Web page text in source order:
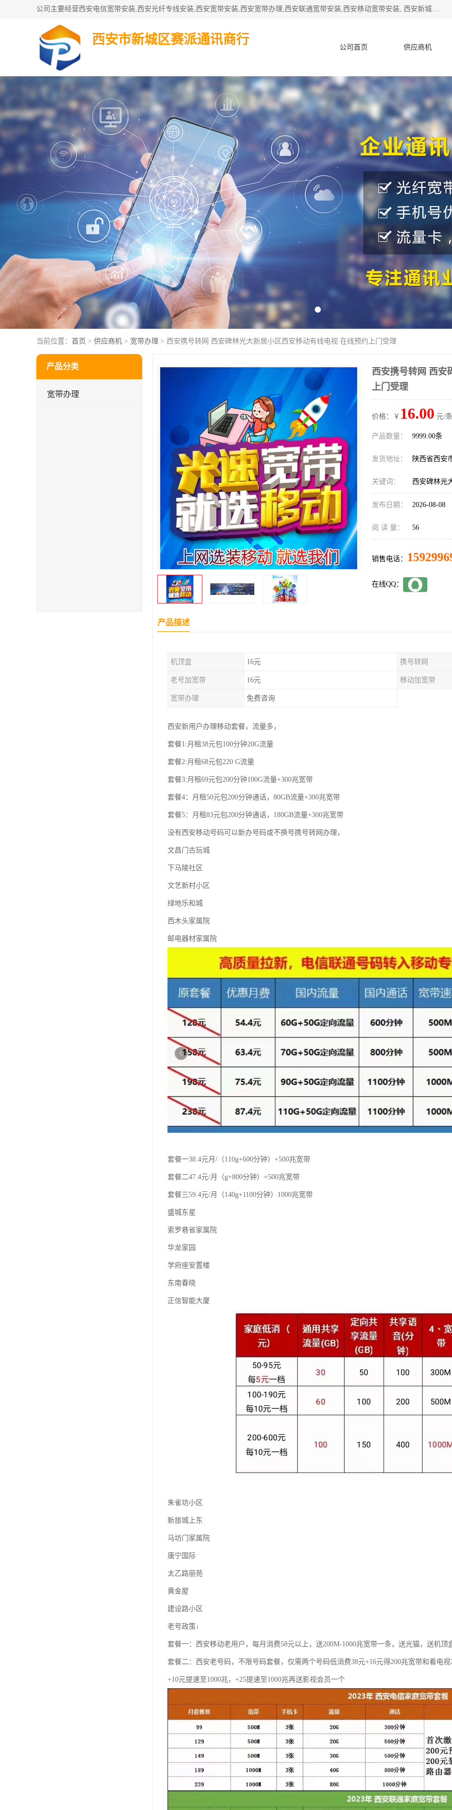
公司主要经营西安电信宽带安装,西安光纤专线安装,西安宽带安装,西安宽带办理,西安联通宽带安装,西安移动宽带安装, 西安新城赛派通讯商行从事西安地区的联通，移动，电信宽带安装，光纤专线安装，宽带办理等业务
西安市新城区赛派通讯商行
公司首页 供应商机
产品知识 客户案例
当前位置： 首页 > 供应商机 > 宽带办理 > 西安携号转网 西安碑林光大新居小区西安移动有线电视 在线预约上门受理
产品分类
宽带办理
西安携号转网 西安
上门受理
价格：￥ 16.00 元/
产品数量： 9999.00条
发货地址： 陕西省西安
关键词： 西安碑林光
发布日期： 2026-08-08
阅 读 量： 56
销售电话：
在线QQ：
产品描述
机顶盒 16元 携号转网
老号加宽带 16元 移动加宽带
宽带办理 免费咨询
西安新用户办理移动套餐，流量多，
套餐1:月租38元包100分钟20G流量
套餐2:月租68元包220 G流量
套餐3:月租69元包200分钟100G流量+300兆宽带
套餐4：月租50元包200分钟通话，80GB流量+300兆宽带
套餐5：月租83元包200分钟通话，180GB流量+300兆宽带
没有西安移动号码可以新办号码或不换号携号转网办理，
文昌门古玩城
下马陵社区
文艺新村小区
绿地乐和城
西木头家属院
邮电器材家属院
套餐一38.4元月/（110g+600分钟）+500兆宽带
套餐二47.4元/月（g+800分钟）+500兆宽带
套餐三59.4元/月（140g+1100分钟）1000兆宽带
盛城东星
索罗巷省家属院
华龙家园
学府座安置楼
东南春晓
正信智能大厦
朱雀坊小区
新旅城上东
马坊门家属院
唐宁国际
太乙路丽苑
黄金屋
建设路小区
老号政策↓
套餐一：西安移动老用户，每月消费58元以上，送200M-1000兆宽带一条，送光猫，送机顶
套餐二：西安老号码，不限号码套餐，仅需两个号码低消费38元+16元得200兆宽带和看电视
+10元提速至1000兆，+25提速至1000兆再送影视会员一个